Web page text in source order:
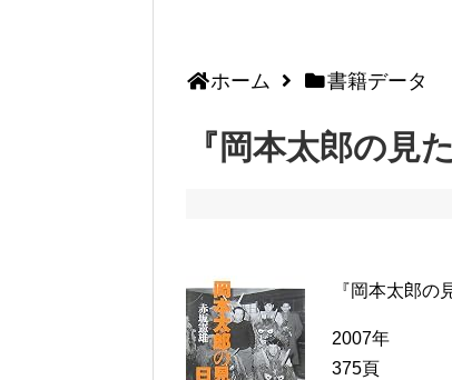
ホーム 書籍データ
『岡本太郎の見
『岡本太郎の
2007年
375頁